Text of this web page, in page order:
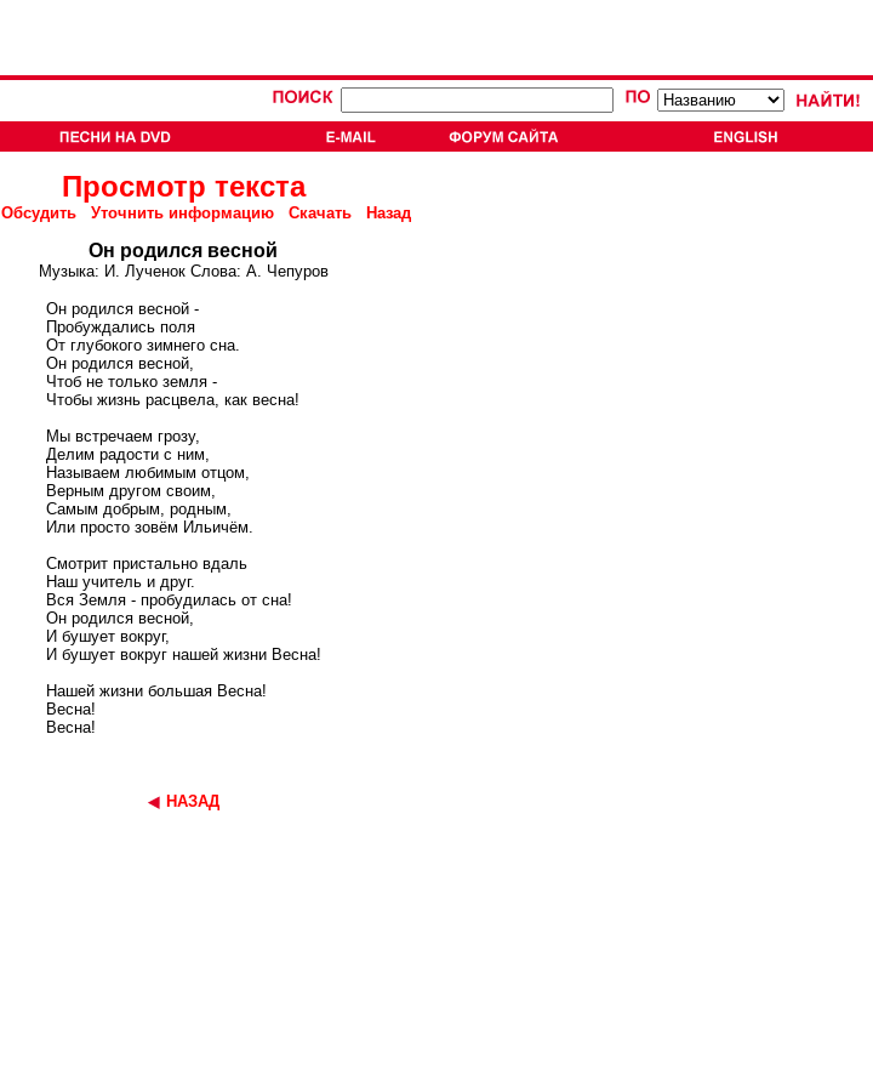
Просмотр текста
Обсудить Уточнить информацию Скачать Назад
Он родился весной
Музыка: И. Лученок Слова: А. Чепуров
Он родился весной -
Пробуждались поля
От глубокого зимнего сна.
Он родился весной,
Чтоб не только земля -
Чтобы жизнь расцвела, как весна!
Мы встречаем грозу,
Делим радости с ним,
Называем любимым отцом,
Верным другом своим,
Самым добрым, родным,
Или просто зовём Ильичём.
Смотрит пристально вдаль
Наш учитель и друг.
Вся Земля - пробудилась от сна!
Он родился весной,
И бушует вокруг,
И бушует вокруг нашей жизни Весна!
Нашей жизни большая Весна!
Весна!
Весна!
НАЗАД